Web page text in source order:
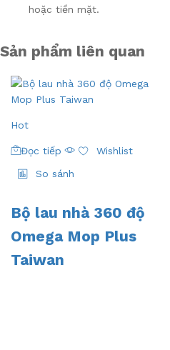
hoặc tiền mặt.
Sản phẩm liên quan
Hot
Đọc tiếp
Wishlist
So sánh
Bộ lau nhà 360 độ
Omega Mop Plus
Taiwan